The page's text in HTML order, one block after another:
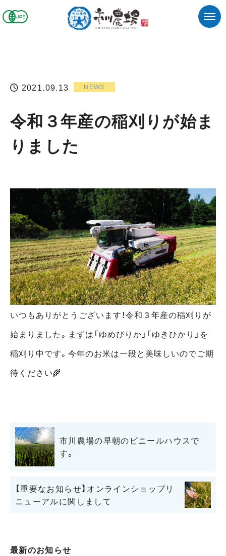
2021.09.13 NEWS
令和３年産の稲刈りが始ま
りました
いつもありがとうございます！令和３年産の稲刈りが
始まりました。まずは「ゆめぴりか」「ゆきひかり」を
稲刈り中です。今年のお米は一段と美味しいのでご期
待ください🌾
市川農場の早朝のビニールハウスで
す。
【重要なお知らせ】オンラインショップリ
ニューアルに関しまして
最新のお知らせ